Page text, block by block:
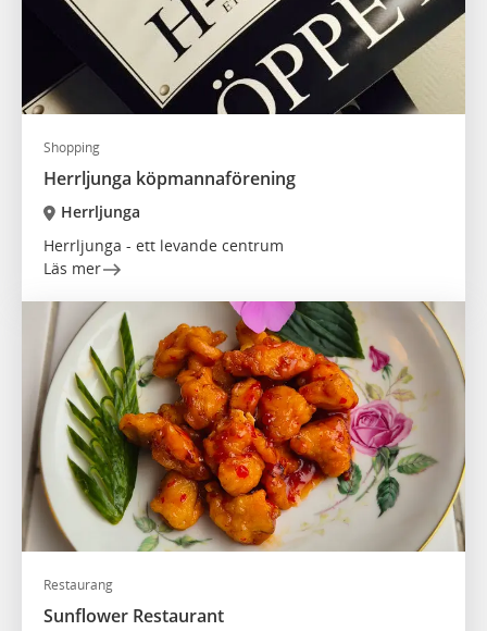
Shopping
Herrljunga köpmannaförening
Herrljunga
Herrljunga - ett levande centrum
Läs mer
Restaurang
Sunflower Restaurant